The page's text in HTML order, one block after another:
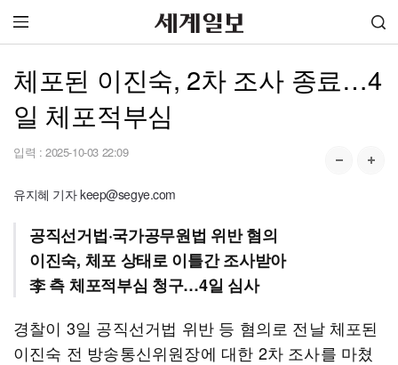
체포된 이진숙, 2차 조사 종료…4
일 체포적부심
입력 : 2025-10-03 22:09
유지혜 기자 keep@segye.com
공직선거법·국가공무원법 위반 혐의
이진숙, 체포 상태로 이틀간 조사받아
李 측 체포적부심 청구…4일 심사
경찰이 3일 공직선거법 위반 등 혐의로 전날 체포된
이진숙 전 방송통신위원장에 대한 2차 조사를 마쳤